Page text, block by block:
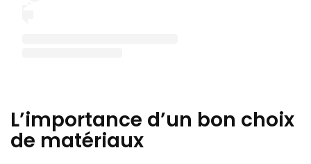
L’importance d’un bon choix
de matériaux